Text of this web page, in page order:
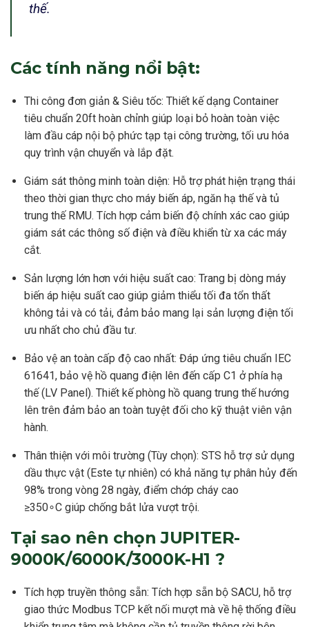
thế.
Các tính năng nổi bật:
Thi công đơn giản & Siêu tốc: Thiết kế dạng Container
tiêu chuẩn 20ft hoàn chỉnh giúp loại bỏ hoàn toàn việc
làm đầu cáp nội bộ phức tạp tại công trường, tối ưu hóa
quy trình vận chuyển và lắp đặt.
Giám sát thông minh toàn diện: Hỗ trợ phát hiện trạng thái
theo thời gian thực cho máy biến áp, ngăn hạ thế và tủ
trung thế RMU. Tích hợp cảm biến độ chính xác cao giúp
giám sát các thông số điện và điều khiển từ xa các máy
cắt.
Sản lượng lớn hơn với hiệu suất cao: Trang bị dòng máy
biến áp hiệu suất cao giúp giảm thiểu tối đa tổn thất
không tải và có tải, đảm bảo mang lại sản lượng điện tối
ưu nhất cho chủ đầu tư.
Bảo vệ an toàn cấp độ cao nhất: Đáp ứng tiêu chuẩn IEC
61641, bảo vệ hồ quang điện lên đến cấp C1 ở phía hạ
thế (LV Panel). Thiết kế phòng hồ quang trung thế hướng
lên trên đảm bảo an toàn tuyệt đối cho kỹ thuật viên vận
hành.
Thân thiện với môi trường (Tùy chọn): STS hỗ trợ sử dụng
dầu thực vật (Este tự nhiên) có khả năng tự phân hủy đến
98% trong vòng 28 ngày, điểm chớp cháy cao
≥350∘C giúp chống bắt lửa vượt trội.
Tại sao nên chọn JUPITER-
9000K/6000K/3000K-H1 ?
Tích hợp truyền thông sẵn: Tích hợp sẵn bộ SACU, hỗ trợ
giao thức Modbus TCP kết nối mượt mà về hệ thống điều